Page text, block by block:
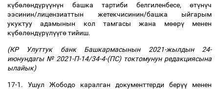
күбөлөндүрүүнүн башка тартиби белгиленбесе, өтүнүч
ээсинин/лицензиаттын жетекчисинин/башка ыйгарым
укуктуу адамынын кол тамгасы жана мөөрүменен
күбөлөндүрүлүүгөтийиш.
(КР Улуттук банк Башкармасынын 2021-жылдын 24-
июнундагы № 2021-П-14/34-4-(ПС) токтомунун редакциясына
ылайык)
17-1. Ушул Жободо каралган документтерди берүү менен